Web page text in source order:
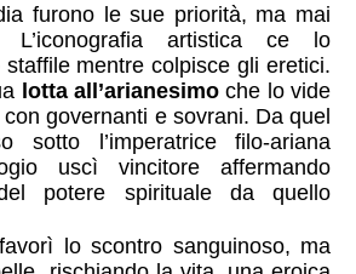
furono le sue priorità, ma mai
L’iconografia artistica ce lo
mentre colpisce gli eretici.
lotta all’arianesimoche lo vide
governanti e sovrani. Da quel
sotto l’imperatrice filo-ariana
uscì vincitore affermando
del potere spirituale da quello
lo scontro sanguinoso, ma